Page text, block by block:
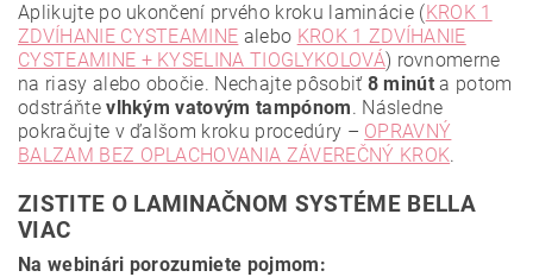
Aplikujte po ukončení prvého kroku laminácie (KROK 1
ZDVÍHANIE CYSTEAMINE alebo KROK 1 ZDVÍHANIE
CYSTEAMINE + KYSELINA TIOGLYKOLOVÁ) rovnomerne
na riasy alebo obočie. Nechajte pôsobiť 8 minút a potom
odstráňtevlhkým vatovým tampónom. Následne
pokračujte v ďalšom kroku procedúry – OPRAVNÝ
BALZAM BEZ OPLACHOVANIA ZÁVEREČNÝ KROK.
ZISTITE O LAMINAČNOM SYSTÉME BELLA
VIAC
Na webinári porozumiete pojmom: